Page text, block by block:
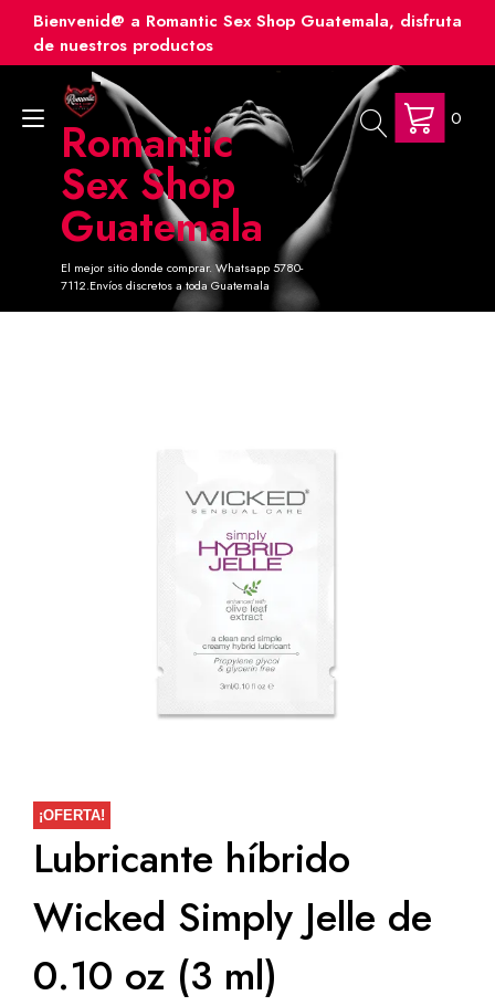
contenido
Bienvenid@ a Romantic Sex Shop Guatemala, disfruta
de nuestros productos
Romantic
Sex Shop
Guatemala
El mejor sitio donde comprar. Whatsapp 5780-
7112.Envíos discretos a toda Guatemala
Alternar
navegación
0
¡OFERTA!
Lubricante híbrido
Wicked Simply Jelle de
0.10 oz (3 ml)